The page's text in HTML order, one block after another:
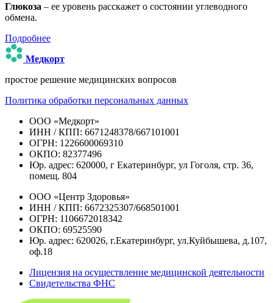
Глюкоза – ее уровень расскажет о состоянии углеводного
обмена.
Подробнее
Медкорт
простое решение медицинских вопросов
Политика обработки персональных данных
ООО «Медкорт»
ИНН / КПП: 6671248378/667101001
ОГРН: 1226600069310
ОКПО: 82377496
Юр. адрес: 620000, г Екатеринбург, ул Гоголя, стр. 36,
помещ. 804
ООО «Центр Здоровья»
ИНН / КПП: 6672325307/668501001
ОГРН: 1106672018342
ОКПО: 69525590
Юр. адрес: 620026, г.Екатеринбург, ул.Куйбышева, д.107,
оф.18
Лицензия на осуществление медицинской деятельности
Свидетельства ФНС